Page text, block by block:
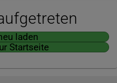
laden
Startseite